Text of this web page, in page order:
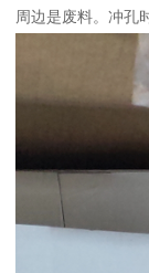
周边是废料。冲孔